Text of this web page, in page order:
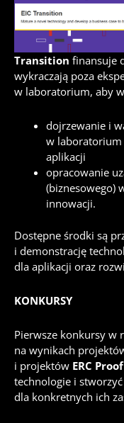
Transition finansuje
wykraczają poza
w laboratorium, aby
dojrzewanie i
w
aplikacji
opracowanie
(biznesowego)
innowacji.
Dostępne środki są
i demonstrację
dla aplikacji oraz
KONKURSY
Pierwsze konkursy w
na wynikach
i projektów ERC
technologie i
dla konkretnych ich